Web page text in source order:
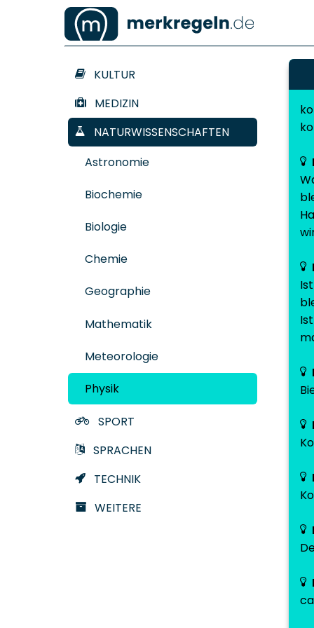
KULTUR
MEDIZIN
NATURWISSENSCHAFTEN
Astronomie
Biochemie
Biologie
Chemie
Geographie
Mathematik
Meteorologie
Physik
SPORT
SPRACHEN
TECHNIK
WEITERE